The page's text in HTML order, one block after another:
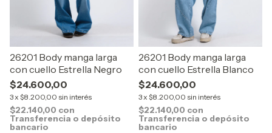
26201 Body manga larga
con cuello Estrella Negro
$24.600,00
3x $8.200,00 sin interés
$22.140,00 con
Transferencia o depósito
bancario
26201 Body manga larga
con cuello Estrella Blanco
$24.600,00
3x $8.200,00 sin interés
$22.140,00 con
Transferencia o depósito
bancario